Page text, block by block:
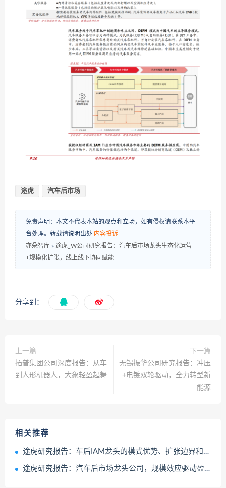
途虎 汽车后市场
免责声明：本文不代表本站的观点和立场，如有侵权请联系本平
台处理。转载请说明出处 内容投诉
亦朵智库 » 途虎_W公司研究报告：汽车后市场龙头生态化运营
+规模化扩张，线上线下协同赋能
分享到：
上一篇
拓普集团公司深度报告：从车
到人形机器人，大象轻盈起舞
下一篇
无锡振华公司研究报告：冲压
+电镀双轮驱动，全力转型新
能源
相关推荐
途虎研究报告：车后IAM龙头的模式优势、扩张边界和盈利方向
途虎研究报告：汽车后市场龙头公司，规模效应驱动盈利能力持续提升